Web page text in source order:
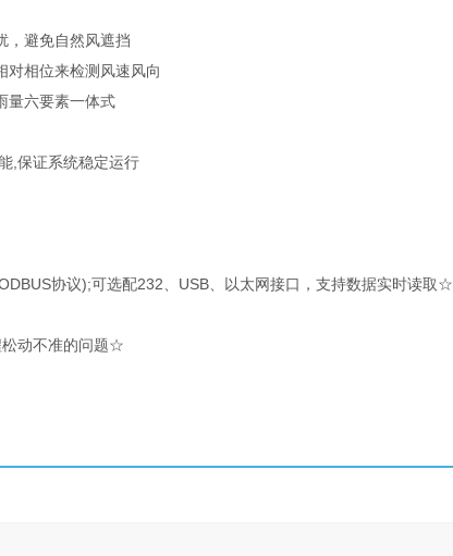
避免自然风遮挡
相位来检测风速风向
六要素一体式
,保证系统稳定运行
协议);可选配232、USB、以太网接口，支持数据实时读取☆
动不准的问题☆